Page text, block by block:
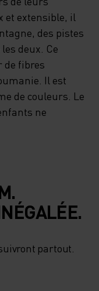
et extensible, il
des pistes
deux. Ce
de fibres
Il est
de couleurs. Le
ne
partout.